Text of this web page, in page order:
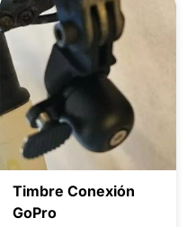
Timbre Conexión
GoPro